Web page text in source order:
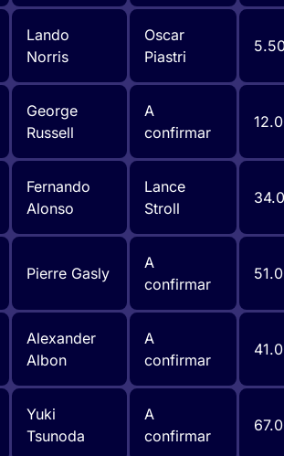
Lando
Norris
Oscar
Piastri
George
Russell
A
confirmar
Fernando
Alonso
Lance
Stroll
Pierre Gasly
A
confirmar
Alexander
Albon
A
confirmar
Yuki
Tsunoda
A
confirmar